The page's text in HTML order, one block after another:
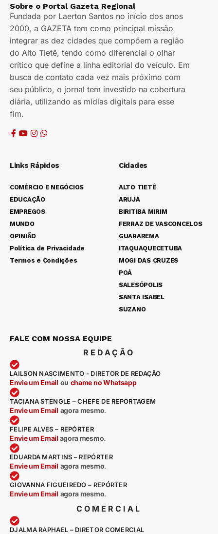
Sobre o Portal Gazeta Regional
Fundada por Laerton Santos no início dos anos
2000, a GAZETA tem como principal missão
integrar as dez cidades que compõem a região
do Alto Tietê, tendo como diferencial o olhar
crítico que define a linha editorial do veículo. Em
busca de contato cada vez mais próximo com
seu público, o jornal tem investido na cobertura
diária, utilizando as mídias digitais para esse
fim.
Links Rápidos
COMÉRCIO E NEGÓCIOS
EDUCAÇÃO
EMPREGOS
MUNDO
OPINIÃO
Política de Privacidade
Termos e Condições
Cidades
ALTO TIETÊ
ARUJÁ
BIRITIBA MIRIM
FERRAZ DE VASCONCELOS
GUARAREMA
ITAQUAQUECETUBA
MOGI DAS CRUZES
POÁ
SALESÓPOLIS
SANTA ISABEL
SUZANO
FALE COM NOSSA EQUIPE
REDAÇÃO
LAILSON NASCIMENTO - DIRETOR DE REDAÇÃO
Envie um Email ou chame no Whatsapp
TACIANA STENGLE – CHEFE DE REPORTAGEM
Envie um Email agora mesmo.
FELIPE ALVES – REPÓRTER
Envie um Email agora mesmo.
EDUARDA MARTINS – REPÓRTER
Envie um Email agora mesmo.
GIOVANNA FIGUEIREDO – REPÓRTER
Envie um Email agora mesmo.
COMERCIAL
DJALMA RAPHAEL – DIRETOR COMERCIAL